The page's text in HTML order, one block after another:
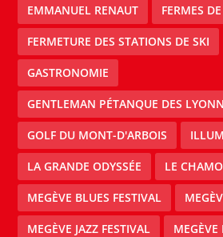
EMMANUEL RENAUT FERMES
FERMETURE DES STATIONS DE SKI
GASTRONOMIE
GENTLEMAN PÉTANQUE DES
GOLF DU MONT-D'ARBOIS
LA GRANDE ODYSSÉE LE
MEGÈVE BLUES FESTIVAL
MEGÈVE JAZZ FESTIVAL